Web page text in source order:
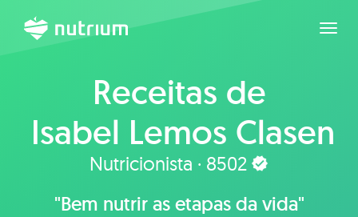
Receitas de
Isabel Lemos Clasen
da Silveira
Nutricionista · 8502
"Bem nutrir as etapas da vida"